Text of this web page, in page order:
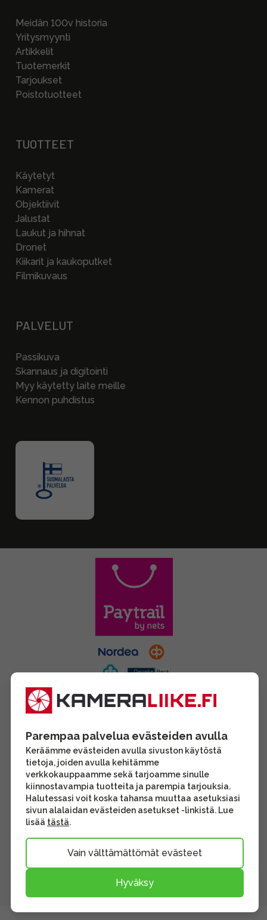
Meidän 100v historia
Yritysmyynti
Artikkelit
Tuotemerkit
Tarjoukset
Poistotuotteet
TUOTTEET
Käytetyt
Kamerat
Objektiivit
Jalustat
Laukut ja hihnat
Dronet
Kiikarit ja kaukoputket
Filmikuvaus
PALVELUT
Passikuva
Skannaus ja digitointi
Myy käytetty laite meille
Kennon puhdistus
Parempaa palvelua evästeiden avulla
Keräämme evästeiden avulla sivuston käytöstä
tietoja, joiden avulla kehitämme
verkkokauppaamme sekä tarjoamme sinulle
kiinnostavampia tuotteita ja parempia tarjouksia.
Halutessasi voit koska tahansa muuttaa asetuksiasi
sivun alalaidan evästeiden asetukset -linkistä. Lue
lisää tästä.
Vain välttämättömät evästeet
Hyväksy